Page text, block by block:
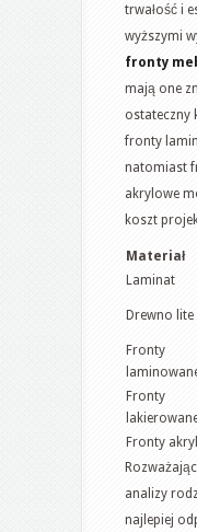
trwałość i
wyższymi
fronty
mają one
ostateczny
fronty
natomiast
akrylowe
koszt
Materiał
Laminat
Drewno lite
Fronty
Fronty
Fronty
analizy
najlepiej